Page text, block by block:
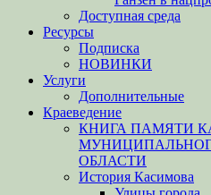
Доступная среда
Ресурсы
Подписка
НОВИНКИ
Услуги
Дополнительные
Краеведение
КНИГА ПАМЯТИ
ОБЛАСТИ
История Касимова